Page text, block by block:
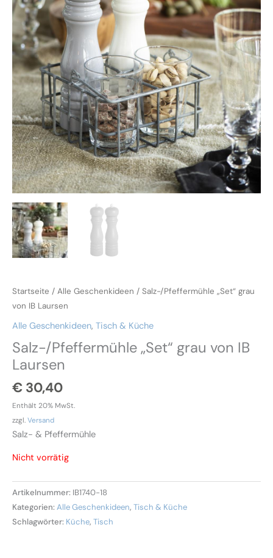
Startseite / Alle Geschenkideen / Salz-/Pfeffermühle „Set“ grau
von IB Laursen
Alle Geschenkideen, Tisch & Küche
Salz-/Pfeffermühle „Set“ grau von IB
Laursen
€ 30,40
Enthält 20% MwSt.
zzgl.Versand
Salz- & Pfeffermühle
Nicht vorrätig
Artikelnummer: IB1740-18
Kategorien: Alle Geschenkideen, Tisch & Küche
Schlagwörter: Küche, Tisch